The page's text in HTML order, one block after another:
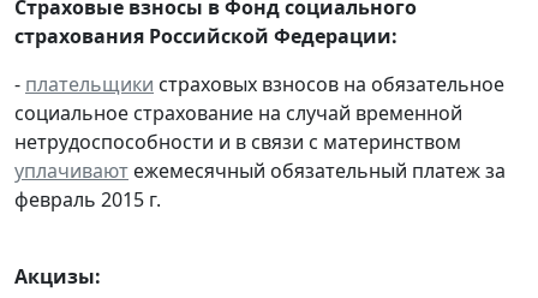
Страховые взносы в Фонд социального
страхования Российской Федерации:
- плательщики страховых взносов на обязательное
социальное страхование на случай временной
нетрудоспособности и в связи с материнством
уплачивают ежемесячный обязательный платеж за
февраль 2015 г.
Акцизы: